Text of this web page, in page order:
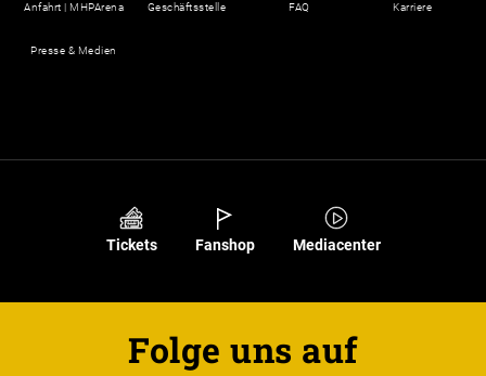
Anfahrt | MHPArena Geschäftsstelle FAQ Karriere
Presse & Medien
Tickets Fanshop Mediacenter
Folge uns auf